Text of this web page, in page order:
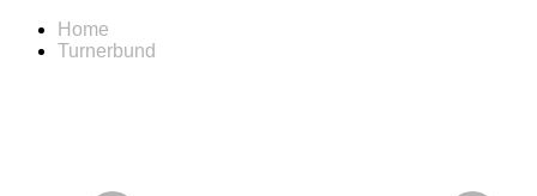
Home
Turnerbund